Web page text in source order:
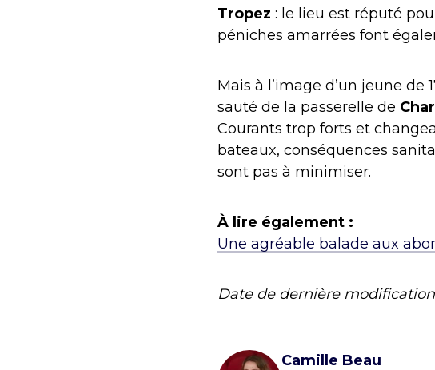
Tropez : le lieu est réputé
péniches amarrées font
Mais à l’image d’un jeune de
sauté de la passerelle de
Courants trop forts et
bateaux, conséquences
sont pas à minimiser.
À lire également :
Une agréable balade aux
Date de dernière
Camille Beau